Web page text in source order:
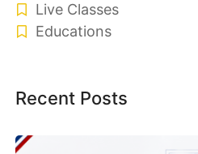
Live Classes
Educations
Recent Posts